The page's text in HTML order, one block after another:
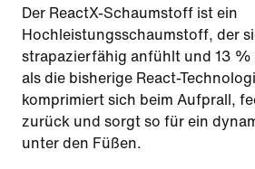
Der ReactX-Schaumstoff ist ein
Hochleistungsschaumstoff, der
strapazierfähig anfühlt und 13
als die bisherige React-
komprimiert sich beim Aufprall,
zurück und sorgt so für ein
unter den Füßen.